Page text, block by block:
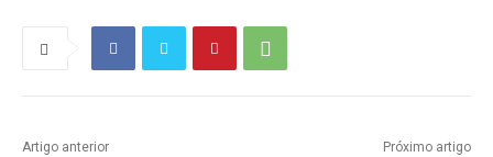
Artigo anterior Próximo artigo